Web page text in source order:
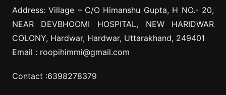
Address: Village – C/O Himanshu Gupta, H NO.- 20,
NEAR DEVBHOOMI HOSPITAL, NEW HARIDWAR
COLONY, Hardwar, Hardwar, Uttarakhand, 249401
Email : roopihimmi@gmail.com
Contact :6398278379